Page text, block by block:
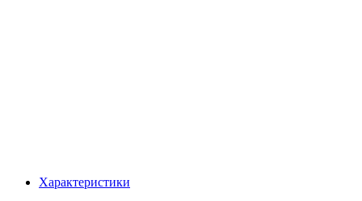
Характеристики